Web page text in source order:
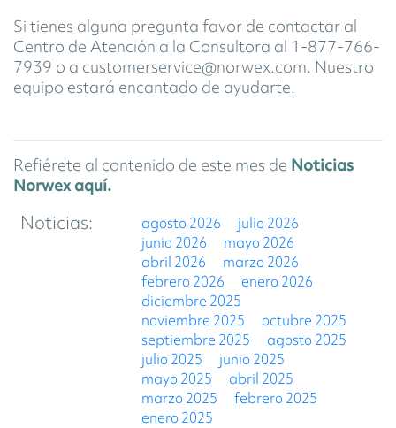
Si tienes alguna pregunta favor de contactar al
Centro de Atención a la Consultora al 1-877-766-
7939 o a customerservice@norwex.com. Nuestro
equipo estará encantado de ayudarte.
Refiérete al contenido de este mes de Noticias
Norwex aquí.
Noticias agosto 2026
julio 2026
junio 2026
mayo 2026
abril 2026
marzo 2026
febrero 2026
enero 2026
diciembre 2025
noviembre 2025
octubre 2025
septiembre 2025
agosto 2025
julio 2025
junio 2025
mayo 2025
abril 2025
marzo 2025
febrero 2025
enero 2025